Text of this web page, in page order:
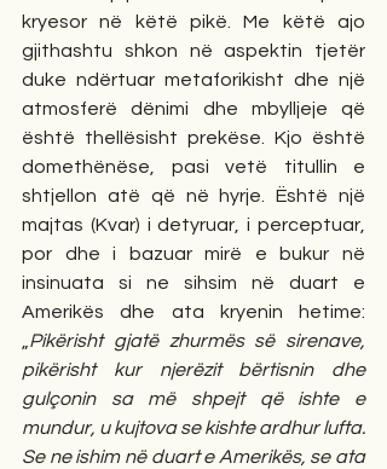
kryesor në këtë pikë. Me këtë ajo
gjithashtu shkon në aspektin tjetër
duke ndërtuar metaforikisht dhe një
atmosferë dënimi dhe mbylljeje që
është thellësisht prekëse. Kjo është
domethënëse, pasi vetë titullin e
shtjellon atë që në hyrje. Është një
majtas (Kvar) i detyruar, i perceptuar,
por dhe i bazuar mirë e bukur në
insinuata si ne sihsim në duart e
Amerikës dhe ata kryenin hetime:
Pikërisht gjatë zhurmës së sirenave,
pikërisht kur njerëzit bërtisnin dhe
gulçonin sa më shpejt që ishte e
mundur, u kujtova se kishte ardhur lufta.
Se ne ishim në duart e Amerikës, se ata